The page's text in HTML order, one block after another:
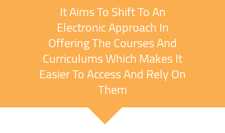
Skip [Cocoon] Custom HTML
It Aims To Shift To An
Electronic Approach In
Offering The Courses And
Curriculums Which Makes It
Easier To Access And Rely On
Them